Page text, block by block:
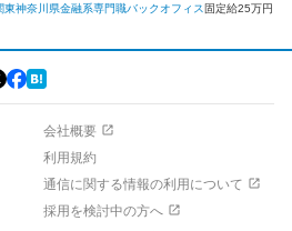
東神奈川県金融系専門職バックオフィス 固定給25万円
会社概要
利用規約
通信に関する情報の利用について
採用を検討中の方へ